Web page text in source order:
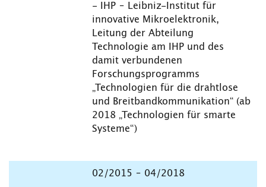
- IHP – Leibniz-Institut für
innovative Mikroelektronik,
Leitung der Abteilung
Technologie am IHP und des
damit verbundenen
Forschungsprogramms
„Technologien für die drahtlose
und Breitbandkommunikation“ (ab
2018 „Technologien für smarte
Systeme“)
02/2015 – 04/2018